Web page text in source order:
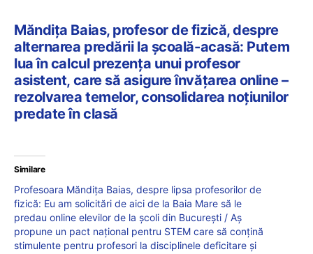
Măndița Baias, profesor de fizică, despre
alternarea predării la școală-acasă: Putem
lua în calcul prezența unui profesor
asistent, care să asigure învățarea online –
rezolvarea temelor, consolidarea noțiunilor
predate în clasă
Similare
Profesoara Măndița Baias, despre lipsa profesorilor de
fizică: Eu am solicitări de aici de la Baia Mare să le
predau online elevilor de la școli din București / Aș
propune un pact național pentru STEM care să conțină
stimulente pentru profesori la disciplinele deficitare și